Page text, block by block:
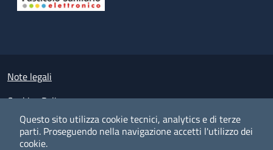
Questo sito utilizza cookie tecnici, analytics e di terze
parti. Proseguendo nella navigazione accetti l'utilizzo dei
cookie.
Small prints
Note legali
Cookies Policy
Policy privacy e protezione del dato personale